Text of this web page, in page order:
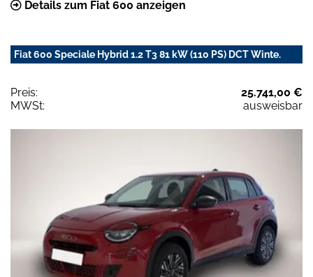
Details zum Fiat 600 anzeigen
Fiat 600 Speciale Hybrid 1.2 T3 81 kW (110 PS) DCT Winte.
Preis:
25.741,00 €
MWSt:
ausweisbar